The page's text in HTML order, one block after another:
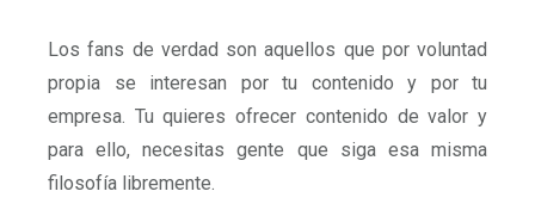
Los fans de verdad son aquellos que por voluntad
propia se interesan por tu contenido y por tu
empresa. Tu quieres ofrecer contenido de valor y
para ello, necesitas gente que siga esa misma
filosofía libremente.